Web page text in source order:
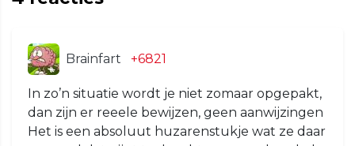
Brainfart +6821
In zo’n situatie wordt je niet zomaar opgepakt,
dan zijn er reeele bewijzen, geen aanwijzingen
Het is een absoluut huzarenstukje wat ze daar